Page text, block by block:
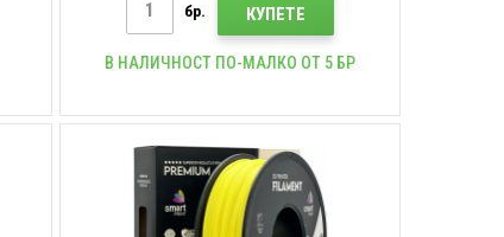
бр. КУПЕТЕ
В НАЛИЧНОСТ ПО-МАЛКО ОТ 5 БР